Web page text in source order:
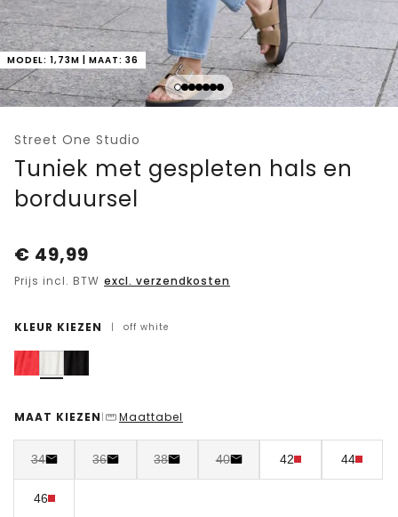
MODEL: 1,73M | MAAT: 36
Street One Studio
Tuniek met gespleten hals en
borduursel
€ 49,99
Prijs incl. BTW excl. verzendkosten
KLEUR KIEZEN | off white
MAAT KIEZEN | Maattabel
34 36 38 40 42 44
46